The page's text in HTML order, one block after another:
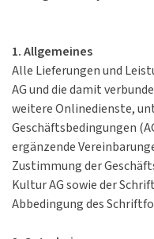
1. Allgemeines
Alle Lieferungen und
AG und die damit
weitere Onlinedienste,
Geschäftsbedingungen
ergänzende
Zustimmung der
Kultur AG sowie der
Abbedingung des